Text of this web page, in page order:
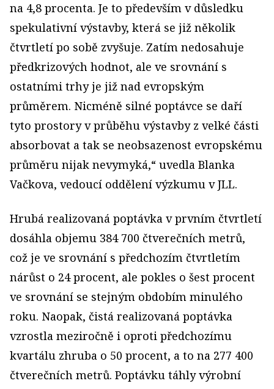
na 4,8 procenta. Je to především v důsledku
spekulativní výstavby, která se již několik
čtvrtletí po sobě zvyšuje. Zatím nedosahuje
předkrizových hodnot, ale ve srovnání s
ostatními trhy je již nad evropským
průměrem. Nicméně silné poptávce se daří
tyto prostory v průběhu výstavby z velké části
absorbovat a tak se neobsazenost evropskému
průměru nijak nevymyká,“ uvedla Blanka
Vačkova, vedoucí oddělení výzkumu v JLL.
Hrubá realizovaná poptávka v prvním čtvrtletí
dosáhla objemu 384 700 čtverečních metrů,
což je ve srovnání s předchozím čtvrtletím
nárůst o 24 procent, ale pokles o šest procent
ve srovnání se stejným obdobím minulého
roku. Naopak, čistá realizovaná poptávka
vzrostla meziročně i oproti předchozímu
kvartálu zhruba o 50 procent, a to na 277 400
čtverečních metrů. Poptávku táhly výrobní